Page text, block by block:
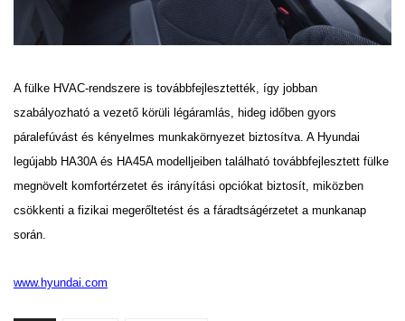
A fülke HVAC-rendszere is továbbfejlesztették, így jobban
szabályozható a vezető körüli légáramlás, hideg időben gyors
páralefúvást és kényelmes munkakörnyezet biztosítva. A Hyundai
legújabb HA30A és HA45A modelljeiben található továbbfejlesztett fülke
megnövelt komfortérzetet és irányítási opciókat biztosít, miközben
csökkenti a fizikai megerőltetést és a fáradtságérzetet a munkanap
során.
www.hyundai.com